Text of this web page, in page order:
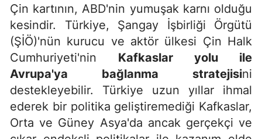
Çin kartının, ABD'nin yumuşak karnı olduğu
kesindir. Türkiye, Şangay İşbirliği Örgütü
(ŞİÖ)'nün kurucu ve aktör ülkesi Çin Halk
Cumhuriyeti'nin Kafkaslar yolu ile
Avrupa'ya bağlanma stratejisini
destekleyebilir. Türkiye uzun yıllar ihmal
ederek bir politika geliştiremediği Kafkaslar,
Orta ve Güney Asya'da ancak gerçekçi ve